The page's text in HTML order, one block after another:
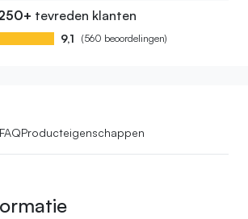
tevreden klanten
9,1 (560 beoordelingen)
FAQProducteigenschappen